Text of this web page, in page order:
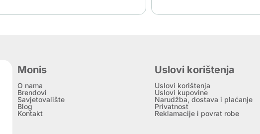
Monis
O nama
Brendovi
Savjetovalište
Blog
Kontakt
Uslovi korištenja
Uslovi korištenja
Uslovi kupovine
Narudžba, dostava i plaćanje
Privatnost
Reklamacije i povrat robe